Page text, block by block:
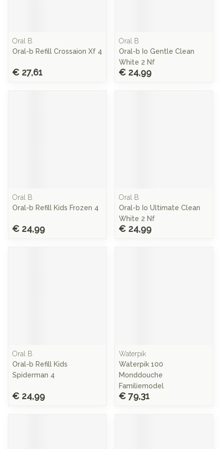
Oral B
Oral-b Refill Crossaion Xf 4
€ 27,61
Oral B
Oral-b Io Gentle Clean
White 2 Nf
€ 24,99
Oral B
Oral-b Refill Kids Frozen 4
€ 24,99
Oral B
Oral-b Io Ultimate Clean
White 2 Nf
€ 24,99
Oral B
Oral-b Refill Kids
Spiderman 4
€ 24,99
Waterpik
Waterpik 100
Monddouche
Familiemodel
€ 79,31